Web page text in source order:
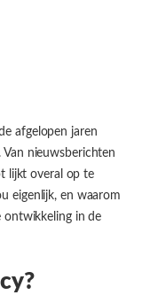
afgelopen jaren
nieuwsberichten
lijkt overal op te
eigenlijk, en waarom
ontwikkeling in de